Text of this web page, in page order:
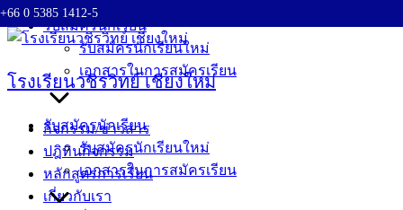
Skip
to
+66 0 5385 1412-5
โรงเรียนวชิรวิทย์ เชียงใหม่
รับสมัครนักเรียน
รับสมัครนักเรียนใหม่
เอกสารในการสมัครเรียน
รับสมัครนักเรียน
รับสมัครนักเรียนใหม่
เอกสารในการสมัครเรียน
กิจกรรม/ข่าวสาร
ปฎิทินกิจกรรม
หลักสูตรการเรียน
เกี่ยวกับเรา